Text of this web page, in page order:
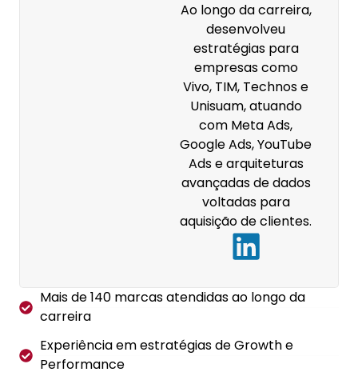
Ao longo da carreira,
desenvolveu
estratégias para
empresas como
Vivo, TIM, Technos e
Unisuam, atuando
com Meta Ads,
Google Ads, YouTube
Ads e arquiteturas
avançadas de dados
voltadas para
aquisição de clientes.
Mais de 140 marcas atendidas ao longo da
carreira
Experiência em estratégias de Growth e
Performance